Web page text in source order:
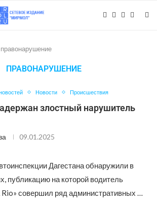
правонарушение
ПРАВОНАРУШЕНИЕ
Новости Происшествия
злостный нарушитель
09.01.2025
Дагестана обнаружили в
публикацию на которой водитель
совершил ряд административных …